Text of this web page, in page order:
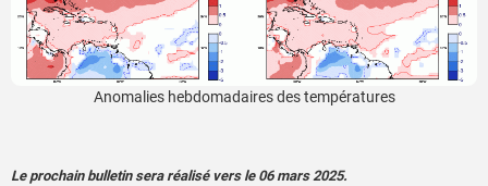
Anomalies hebdomadaires des températures
Le prochain bulletin sera réalisé vers le 06 mars 2025.